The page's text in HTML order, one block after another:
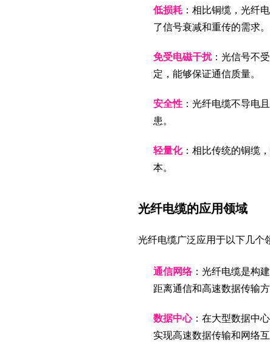
低损耗 ：相比铜缆，光纤
了信号衰减和重传的需求。
免受电磁干扰：光信号不
定，能够保证通信质量。
安全性 ：光纤电缆不导电
患。
轻量化：相比传统的铜缆
本。
光纤电缆的应用领域
光纤电缆广泛应用于以下几个
通信网络：光纤电缆是构
距离通信和高速数据传输
数据中心：在大型数据中
实现高速数据传输和网络互